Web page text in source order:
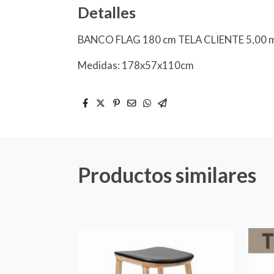
Detalles
BANCO FLAG 180 cm TELA CLIENTE 5,00
Medidas: 178x57x110cm
Productos similares